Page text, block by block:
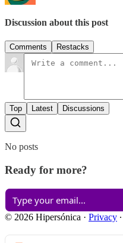
Discussion about this post
Comments Restacks
Top Latest Discussions
No posts
Ready for more?
© 2026 Hipersónica · Privacy ∙